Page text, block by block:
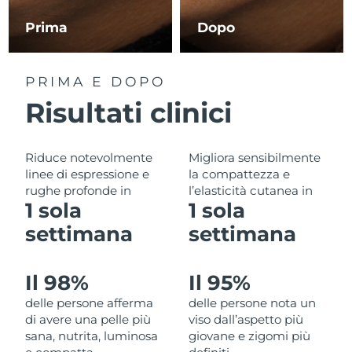
Prima Dopo
PRIMA E DOPO
Risultati clinici
Riduce notevolmente
linee di espressione e
rughe profonde in
1 sola
settimana
Migliora sensibilmente
la compattezza e
l’elasticità cutanea in
1 sola
settimana
Il 98%
delle persone afferma
di avere una pelle più
sana, nutrita, luminosa
Il 95%
delle persone nota un
viso dall’aspetto più
giovane e zigomi più
Consegna stimata
Polonia Consegna stimata8/12/26
Portogallo
Portorico Consegna stimata
Qatar Consegna stimata 8/12/26
Riunione Consegna stimata
Romania Consegna stimata8/11/26
Russia Consegna stimata
Arabia Saudita Consegna stimata8/12/26
Singapore Consegna stimata